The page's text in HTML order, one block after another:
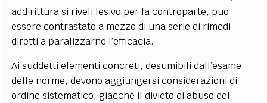
addirittura si riveli lesivo per la controparte, può
essere contrastato a mezzo di una serie di rimedi
diretti a paralizzarne l’efficacia.
Ai suddetti elementi concreti, desumibili dall’esame
delle norme, devono aggiungersi considerazioni di
ordine sistematico, giacché il divieto di abuso del